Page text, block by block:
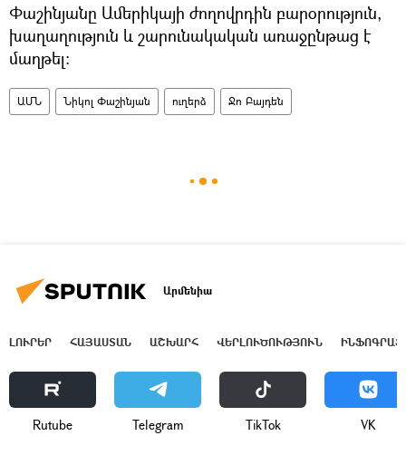
Փաշինյանը Ամերիկայի ժողովրդին բարօրություն,
խաղաղություն և շարունակական առաջընթաց է
մաղթել։
ԱՄՆ Նիկոլ Փաշինյան ուղերձ Ջո Բայդեն
Արմենիա
ԼՈՒՐԵՐ ՀԱՅԱՍՏԱՆ ԱՇԽԱՐՀ ՎԵՐԼՈՒԾՈՒԹՅՈՒՆ
Rutube Telegram ТikТоk VK